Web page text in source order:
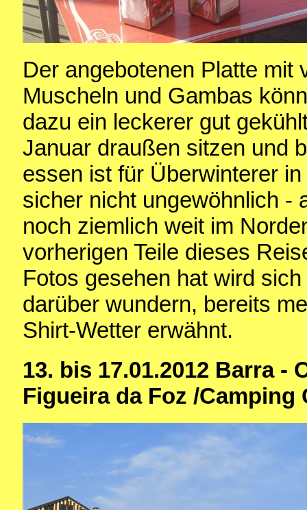
Der angebotenen Platte mit
Muscheln und Gambas
dazu ein leckerer gut
Januar draußen sitzen und
essen ist für Überwinterer
sicher nicht ungewöhnlich -
noch ziemlich weit im
vorherigen Teile dieses
Fotos gesehen hat wird
darüber wundern, bereits
Shirt-Wetter erwähnt.
13. bis 17.01.2012 Barra -
Figueira da Foz /Camping